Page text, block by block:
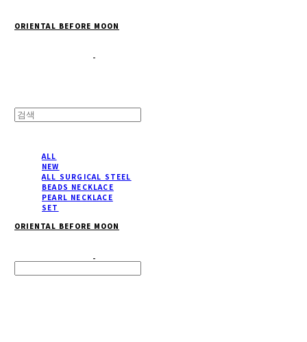
ORIENTAL BEFORE MOON
ALL
NEW
ALL SURGICAL STEEL
BEADS NECKLACE
PEARL NECKLACE
SET
ORIENTAL BEFORE MOON